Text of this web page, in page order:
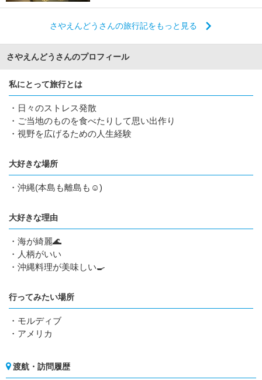
さやえんどうさんの旅行記をもっと見る
さやえんどうさんのプロフィール
私にとって旅行とは
・日々のストレス発散
・ご当地のものを食べたりして思い出作り
・視野を広げるための人生経験
大好きな場所
・沖縄(本島も離島も☺️)
大好きな理由
・海が綺麗🌊
・人柄がいい
・沖縄料理が美味しい🍳
行ってみたい場所
・モルディブ
・アメリカ
渡航・訪問履歴